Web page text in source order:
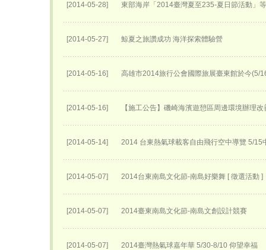
[2014-05-28] 東部海岸「2014臺灣夏至235-夏日節活動」
[2014-05-27] 鯨夏之旅讚成功 海洋探索體驗營
[2014-05-16] 高雄市2014旅行公會國際旅展臺東館於今(5/
[2014-05-16] 【施工公告】磯崎海濱遊憩區周邊環境辦理改
[2014-05-14] 2014 台東熱氣球載客自由飛行空中導覽 5/15
[2014-05-07] 2014台東南島文化節-南島好樂舞 [ 徵選活動 ]
[2014-05-07] 2014臺東南島文化節-南島文創設計競賽
[2014-05-07] 2014臺灣熱氣球嘉年華 5/30-8/10 仰望幸福